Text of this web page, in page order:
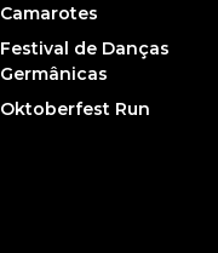
Camarotes
Festival de Danças
Germânicas
Oktoberfest Run